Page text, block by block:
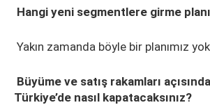
Hangi yeni segmentlere girme
Yakın zamanda böyle bir planımız
Büyüme ve satış rakamları
Türkiye’de nasıl kapatacaksınız?